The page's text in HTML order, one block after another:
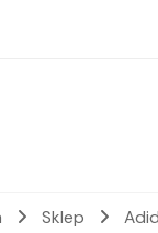
Sklep